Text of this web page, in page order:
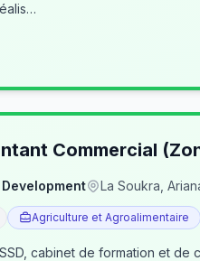
Commercial
La Soukra,
Agriculture et Agroalimentaire
cabinet de formation et